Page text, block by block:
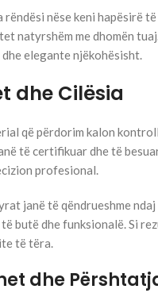
rëndësi nëse keni hapësirë
natyrshëm me dhomën
elegante njëkohësisht.
dhe Cilësia
që përdorim kalon
të certifikuar dhe të
profesional.
janë të qëndrueshme
butë dhe funksionalë. Si
të tëra.
dhe